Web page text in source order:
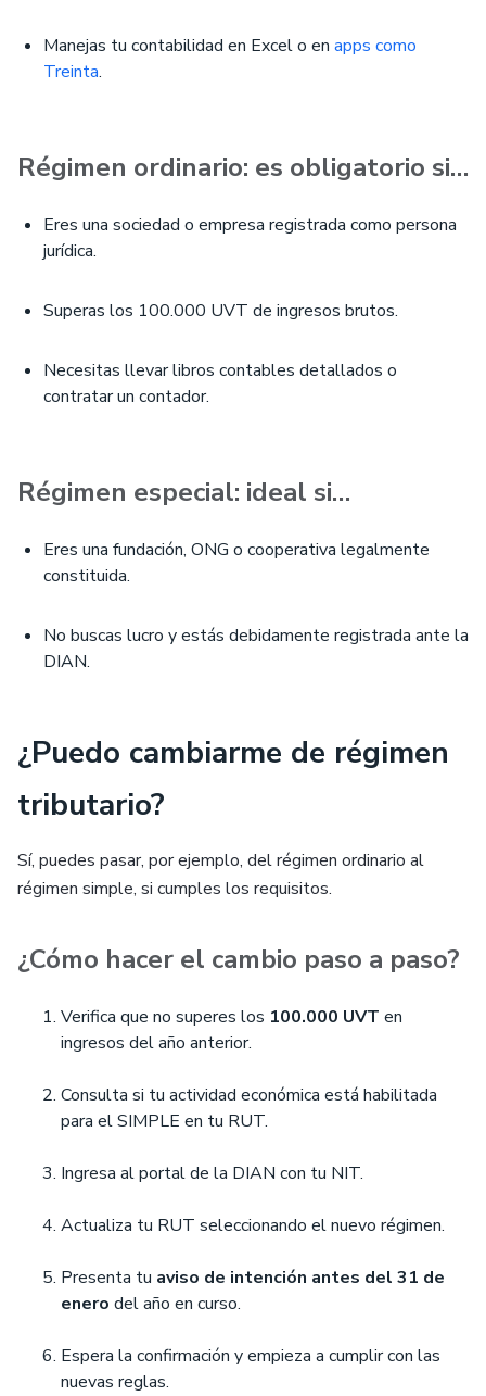
Manejas tu contabilidad en Excel o en apps como
Treinta.
Régimen ordinario: es obligatorio si…
Eres una sociedad o empresa registrada como persona
jurídica.
Superas los 100.000 UVT de ingresos brutos.
Necesitas llevar libros contables detallados o
contratar un contador.
Régimen especial: ideal si…
Eres una fundación, ONG o cooperativa legalmente
constituida.
No buscas lucro y estás debidamente registrada ante la
DIAN.
¿Puedo cambiarme de régimen
tributario?
Sí, puedes pasar, por ejemplo, del régimen ordinario al
régimen simple, si cumples los requisitos.
¿Cómo hacer el cambio paso a paso?
Verifica que no superes los 100.000 UVT en
ingresos del año anterior.
Consulta si tu actividad económica está habilitada
para el SIMPLE en tu RUT.
Ingresa al portal de la DIAN con tu NIT.
Actualiza tu RUT seleccionando el nuevo régimen.
Presenta tu aviso de intención antes del 31 de
enero del año en curso.
Espera la confirmación y empieza a cumplir con las
nuevas reglas.